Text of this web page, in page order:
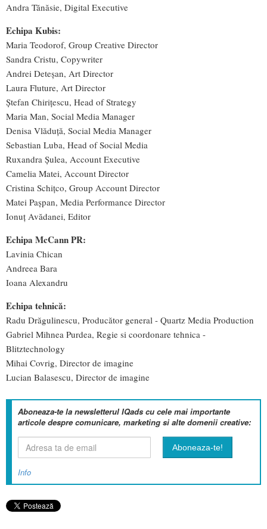
Andra Tănăsie, Digital Executive
Echipa Kubis:
Maria Teodorof, Group Creative Director
Sandra Cristu, Copywriter
Andrei Deteșan, Art Director
Laura Fluture, Art Director
Ștefan Chirițescu, Head of Strategy
Maria Man, Social Media Manager
Denisa Vlăduță, Social Media Manager
Sebastian Luba, Head of Social Media
Ruxandra Șulea, Account Executive
Camelia Matei, Account Director
Cristina Schițco, Group Account Director
Matei Pașpan, Media Performance Director
Ionuț Avădanei, Editor
Echipa McCann PR:
Lavinia Chican
Andreea Bara
Ioana Alexandru
Echipa tehnică:
Radu Drăgulinescu, Producător general - Quartz Media Production
Gabriel Mihnea Purdea, Regie si coordonare tehnica -
Blitztechnology
Mihai Covrig, Director de imagine
Lucian Balasescu, Director de imagine
Aboneaza-te la newsletterul IQads cu cele mai importante
articole despre comunicare, marketing si alte domenii creative:
Info